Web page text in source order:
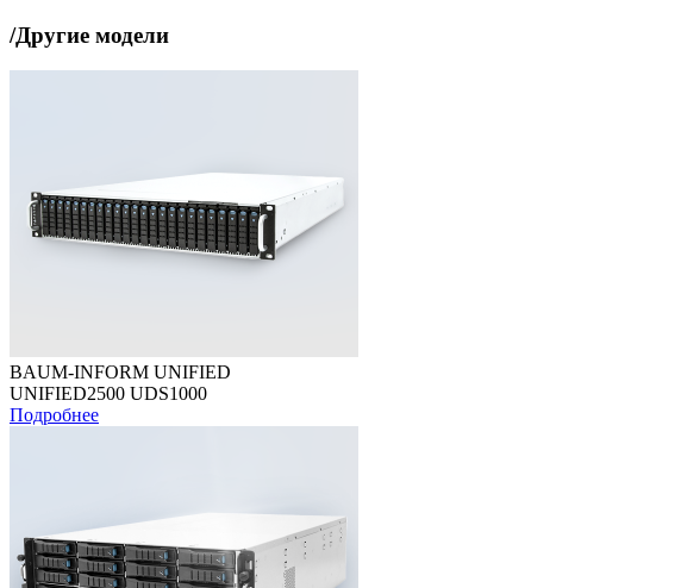
/Другие модели
BAUM-INFORM UNIFIED
UNIFIED2500 UDS1000
Подробнее